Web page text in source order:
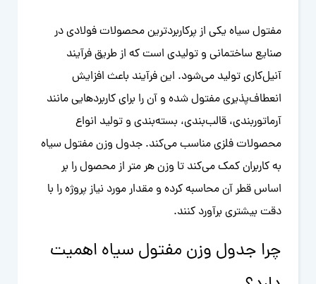
مفتول سیاه یکی از پرکاربردترین محصولات فولادی در
صنایع ساختمانی و تولیدی است که از طریق فرآیند
آنیل‌کاری تولید می‌شود. این فرآیند باعث افزایش
انعطاف‌پذیری مفتول شده و آن را برای کاربردهایی مانند
آرماتوربندی، قالب‌بندی، بسته‌بندی و تولید انواع
محصولات فلزی مناسب می‌کند. جدول وزن مفتول سیاه
به کاربران کمک می‌کند تا وزن هر متر از محصول را بر
اساس قطر آن محاسبه کرده و مقدار مورد نیاز پروژه را با
دقت بیشتری برآورد کنند.
چرا جدول وزن مفتول سیاه اهمیت